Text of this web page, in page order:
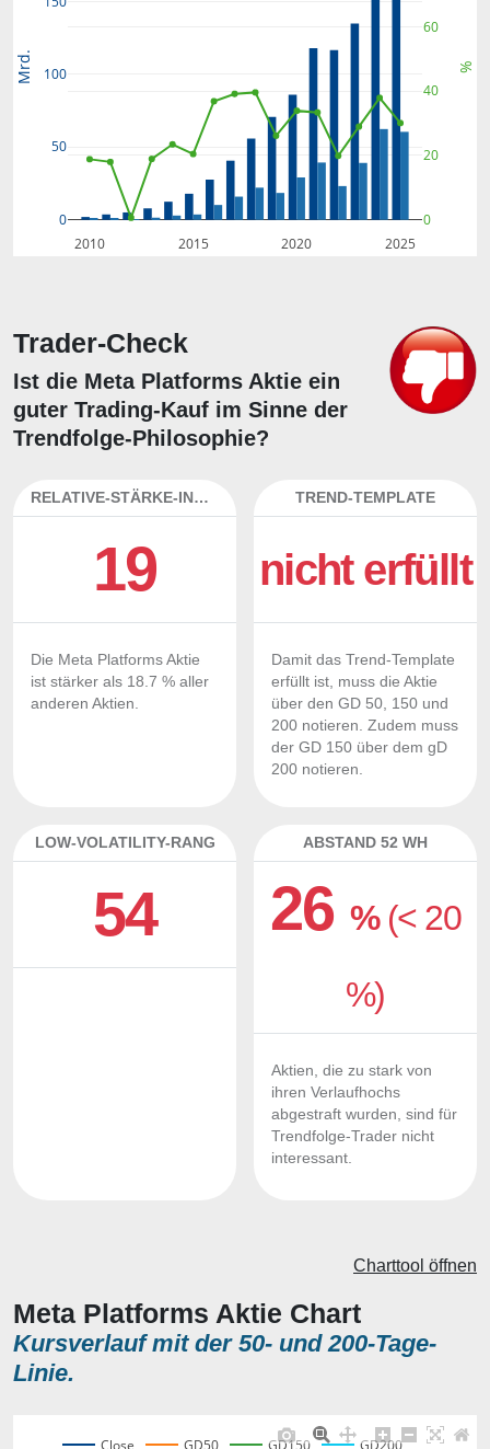
2010 2015 2020 2025
0
50
100
0
20
40
60
Mrd. %
Trader-Check
Ist die Meta Platforms Aktie ein
guter Trading-Kauf im Sinne der
Trendfolge-Philosophie?
RELATIVE-STÄRKE-INDEX
19
Die Meta Platforms Aktie
ist stärker als 18.7 % aller
anderen Aktien.
TREND-TEMPLATE
nicht erfüllt
Damit das Trend-Template
erfüllt ist, muss die Aktie
über den GD 50, 150 und
200 notieren. Zudem muss
der GD 150 über dem gD
200 notieren.
LOW-VOLATILITY-RANG
54
ABSTAND 52 WH
26% (< 20
%)
Aktien, die zu stark von
ihren Verlaufhochs
abgestraft wurden, sind für
Trendfolge-Trader nicht
interessant.
Meta Platforms Aktie Chart
Kursverlauf mit der 50- und 200-Tage-
Linie.
Charttool öffnen
Close GD50 GD150 GD200